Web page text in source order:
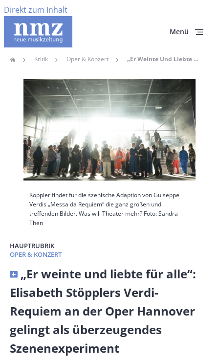
Direkt zum Inhalt
Menü
Home Kritik Oper & Konzert „Er Weinte Und Liebte Für Alle“: Elisabeth Stöpplers Verdi-Requiem An Der Oper Hannover Gelingt Als Überzeugendes Szenenexperiment
Hauptbild
Köppler findet für die szenische Adaption von Guiseppe
Verdis „Messa da Requiem“ die ganz großen und
treffenden Bilder. Was will Theater mehr? Foto: Sandra
Then
HAUPTRUBRIK
OPER & KONZERT
Banner
Full-
Size
„Er weinte und liebte für alle“:
Elisabeth Stöpplers Verdi-
Requiem an der Oper Hannover
gelingt als überzeugendes
Szenenexperiment